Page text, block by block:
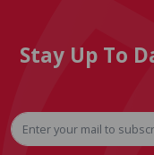
Stay Up To